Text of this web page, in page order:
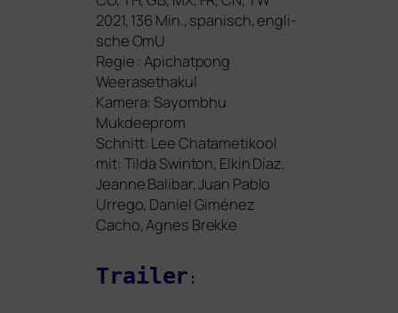
2021, 136 Min., spa­nisch, eng­li­
sche OmU
Regie : Apichatpong
Weerasethakul
Kamera: Sayombhu
Mukdeeprom
Schnitt: Lee Chatametikool
mit: Tilda Swinton, Elkin Díaz,
Jeanne Balibar, Juan Pablo
Urrego, Daniel Giménez
Cacho, Agnes Brekke
Trailer :